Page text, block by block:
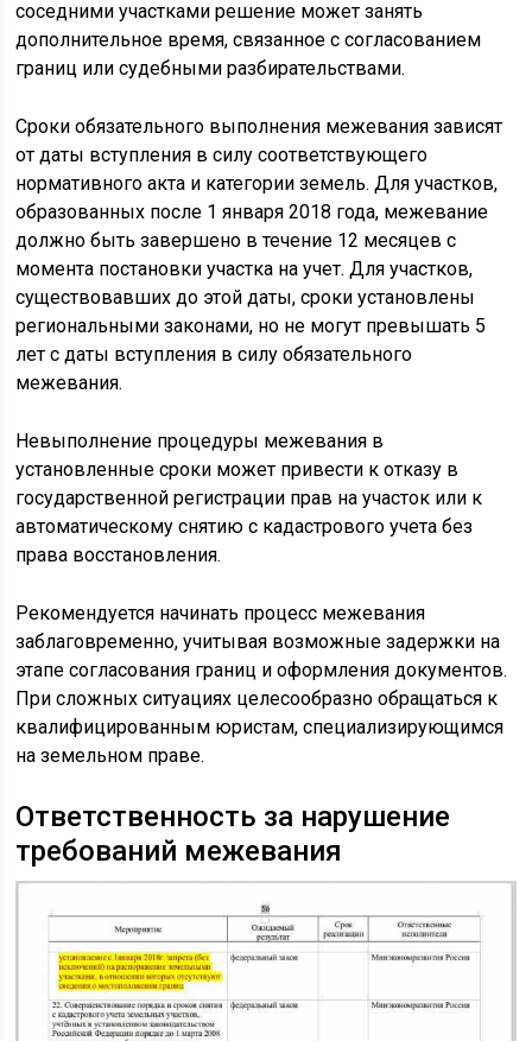
соседними участками решение может занять
дополнительное время, связанное с согласованием
границ или судебными разбирательствами.
Сроки обязательного выполнения межевания зависят
от даты вступления в силу соответствующего
нормативного акта и категории земель. Для участков,
образованных после 1 января 2018 года, межевание
должно быть завершено в течение 12 месяцев с
момента постановки участка на учет. Для участков,
существовавших до этой даты, сроки установлены
региональными законами, но не могут превышать 5
лет с даты вступления в силу обязательного
межевания.
Невыполнение процедуры межевания в
установленные сроки может привести к отказу в
государственной регистрации прав на участок или к
автоматическому снятию с кадастрового учета без
права восстановления.
Рекомендуется начинать процесс межевания
заблаговременно, учитывая возможные задержки на
этапе согласования границ и оформления документов.
При сложных ситуациях целесообразно обращаться к
квалифицированным юристам, специализирующимся
на земельном праве.
Ответственность за нарушение
требований межевания